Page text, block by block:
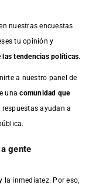
nuestras encuestas
tu opinión y
tendencias políticas.
a nuestro panel de
unacomunidad que
respuestas ayudan a
gente
la inmediatez. Por eso,